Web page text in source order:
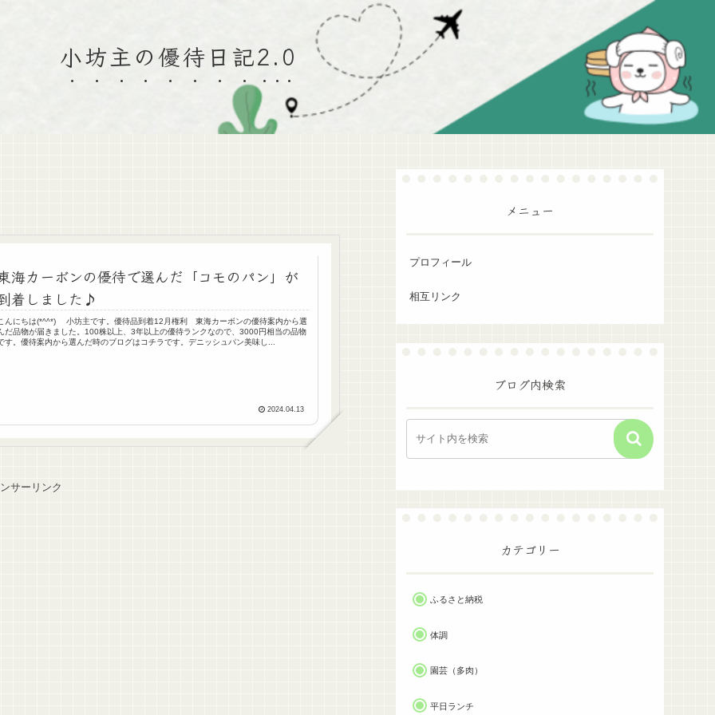
小坊主の優待日記2.0
海カーボンの優待で選んだ「コモのパン」が
着しました♪
んにちは(*^^*) 小坊主です。優待品到着12月権利 東海カーボンの優待案内から選
だ品物が届きました。100株以上、3年以上の優待ランクなので、3000円相当の品物
す。優待案内から選んだ時のブログはコチラです。デニッシュパン美味し...
2024.04.13
サーリンク
メニュー
プロフィール
相互リンク
ブログ内検索
カテゴリー
ふるさと納税
体調
園芸（多肉）
平日ランチ